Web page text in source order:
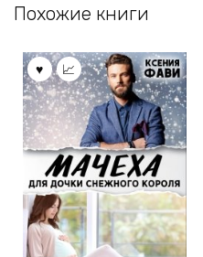
Похожие книги